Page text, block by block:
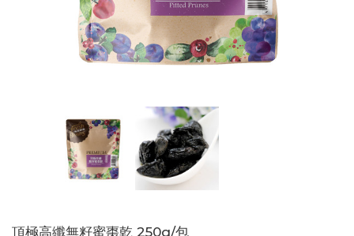
頂極高纖無籽蜜棗乾 250g/包